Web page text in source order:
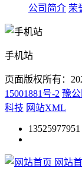
公司简介 荣
手机站
页面版权所有：
15001881号-2 豫公
科技 网站XML
13525977951
网站